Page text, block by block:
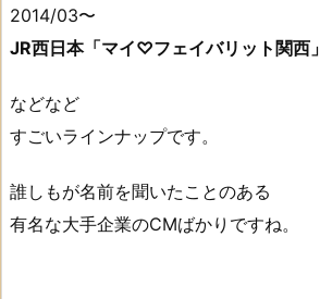
2014/03〜
JR西日本「マイ♡フェイバリット関西」
などなど
すごいラインナップです。
誰しもが名前を聞いたことのある
有名な大手企業のCMばかりですね。